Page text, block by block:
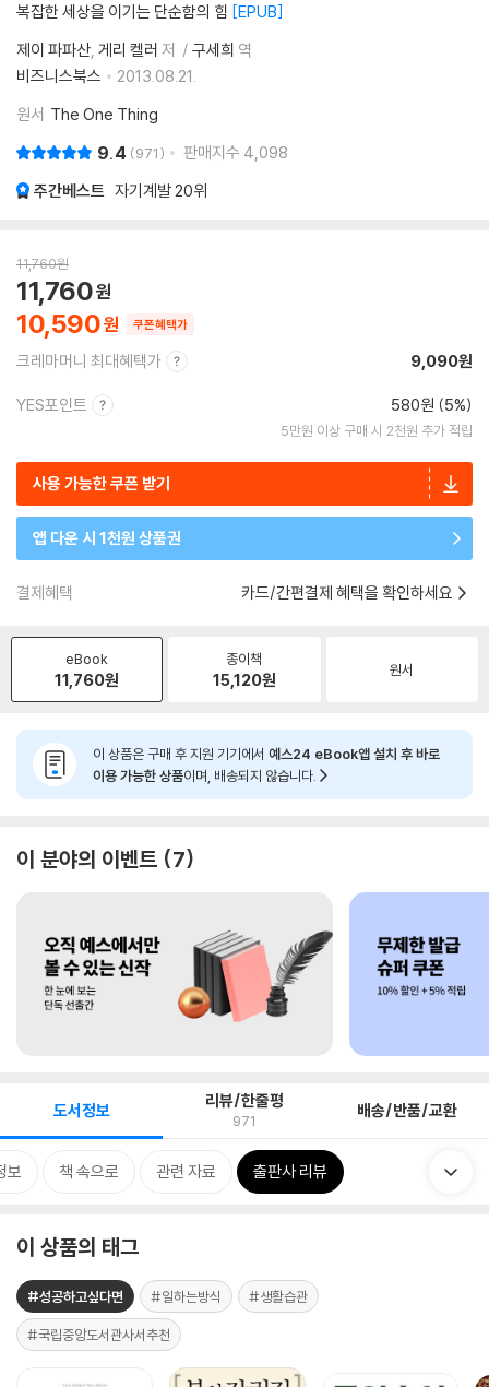
복잡한 세상을 이기는 단순함의 힘 EPUB
제이 파파산 게리 켈러 저 구세희 역
비즈니스북스
2013.08.21.
원서 The One Thing
9.4 971 판매지수 4,098
주간베스트 자기계발20위
11,760원
10,590
11,760
쿠폰혜택가
크레마머니 최대혜택가 9,090원
YES포인트 580원 (5%)
5만원 이상 구매 시 2천원 추가 적립
사용 가능한 쿠폰 받기
앱 다운 시 1천원 상품권
결제혜택 카드/간편결제 혜택을 확인하세요
eBook
11,760원
종이책
15,120원 원서
이 상품은 구매 후 지원 기기에서 예스24 eBook앱 설치 후 바로
이용 가능한 상품이며, 배송되지 않습니다.
이 분야의 이벤트 7
도서정보 리뷰/한줄평
971 배송/반품/교환
보 책 속으로 관련 자료 출판사 리뷰
이 상품의 태그
#성공하고싶다면 #일하는방식 #생활습관
#국립중앙도서관사서추천